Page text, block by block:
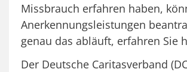
Missbrauch erfahren haben,
Anerkennungsleistungen
genau das abläuft, erfahren Sie
Der Deutsche Caritasverband